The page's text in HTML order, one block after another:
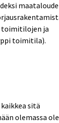
toimitilojen ja
toimitila).
sitä
olemassa